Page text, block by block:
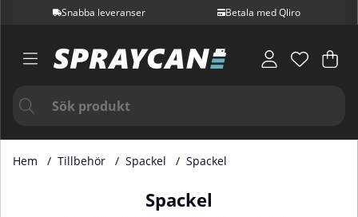
Snabba leveranser Betala med Qliro
.
Hem Tillbehör Spackel Spackel
Spackel